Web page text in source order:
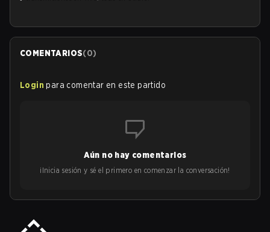
COMENTARIOS(0)
Login para comentar en este partido
Aún no hay comentarios
¡Inicia sesión y sé el primero en comenzar la conversación!